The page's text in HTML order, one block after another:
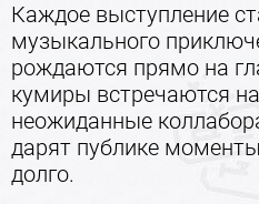
Каждое выступление
музыкального
рождаются прямо на
кумиры встречаются
неожиданные
дарят публике
долго.